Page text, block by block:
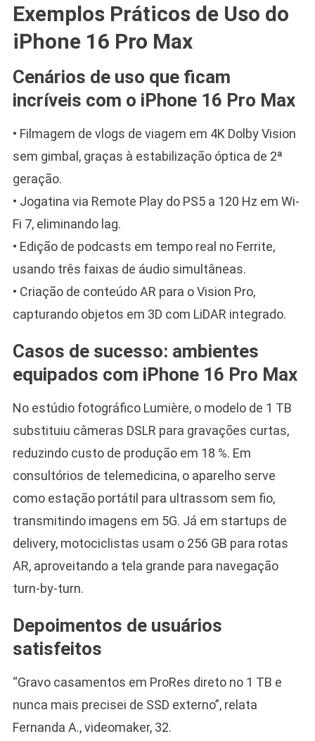
Exemplos Práticos de Uso do
iPhone 16 Pro Max
Cenários de uso que ficam
incríveis com o iPhone 16 Pro Max
• Filmagem de vlogs de viagem em 4K Dolby Vision
sem gimbal, graças à estabilização óptica de 2ª
geração.
• Jogatina via Remote Play do PS5 a 120 Hz em Wi-
Fi 7, eliminando lag.
• Edição de podcasts em tempo real no Ferrite,
usando três faixas de áudio simultâneas.
• Criação de conteúdo AR para o Vision Pro,
capturando objetos em 3D com LiDAR integrado.
Casos de sucesso: ambientes
equipados com iPhone 16 Pro Max
No estúdio fotográfico Lumière, o modelo de 1 TB
substituiu câmeras DSLR para gravações curtas,
reduzindo custo de produção em 18 %. Em
consultórios de telemedicina, o aparelho serve
como estação portátil para ultrassom sem fio,
transmitindo imagens em 5G. Já em startups de
delivery, motociclistas usam o 256 GB para rotas
AR, aproveitando a tela grande para navegação
turn-by-turn.
Depoimentos de usuários
satisfeitos
“Gravo casamentos em ProRes direto no 1 TB e
nunca mais precisei de SSD externo”, relata
Fernanda A., videomaker, 32.